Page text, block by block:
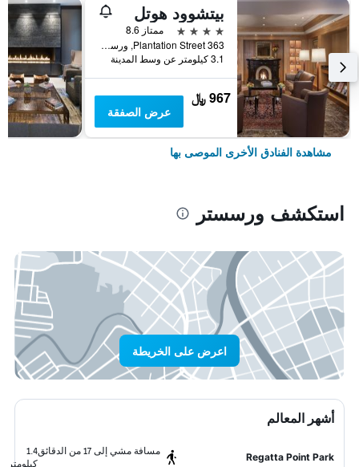
بيتشوود هوتل
4 نجوم
ممتاز 8.6
363 Plantation Street, ورسستر, MA, الولايات المتحدة الأميريكية
3.1 كيلومتر عن وسط المدينة
967 ﷼
عرض الصفقة
مشاهدة الفنادق الأخرى الموصى بها
استكشف ورسستر
اعرض على الخريطة
أشهر المعالم
Regatta Point Park
مسافة مشي إلى 17 من الدقائق
1.4
كيلومتر